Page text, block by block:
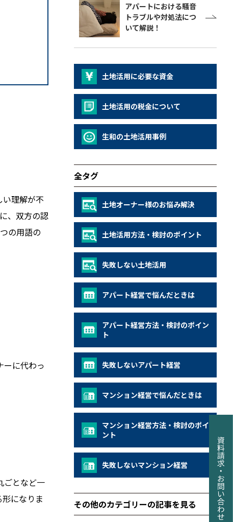
理解が不
、双方の認
の用語の
ーに代わっ
ごとなど一
になりま
アパートにおける騒音
トラブルや対処法につ
いて解説！
土地活用に必要な資金
土地活用の税金について
生和の土地活用事例
全タグ
土地オーナー様のお悩み解決
土地活用方法・検討のポイント
失敗しない土地活用
アパート経営で悩んだときは
アパート経営方法・検討のポイン
ト
失敗しないアパート経営
マンション経営で悩んだときは
マンション経営方法・検討のポイ
ント
失敗しないマンション経営
その他のカテゴリーの記事を見る